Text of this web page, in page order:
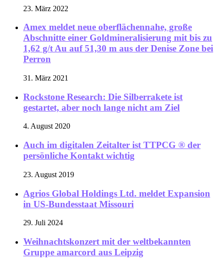
23. März 2022
Amex meldet neue oberflächennahe, große
Abschnitte einer Goldmineralisierung mit bis zu
1,62 g/t Au auf 51,30 m aus der Denise Zone bei
Perron
31. März 2021
Rockstone Research: Die Silberrakete ist
gestartet, aber noch lange nicht am Ziel
4. August 2020
Auch im digitalen Zeitalter ist TTPCG ® der
persönliche Kontakt wichtig
23. August 2019
Agrios Global Holdings Ltd. meldet Expansion
in US-Bundesstaat Missouri
29. Juli 2024
Weihnachtskonzert mit der weltbekannten
Gruppe amarcord aus Leipzig